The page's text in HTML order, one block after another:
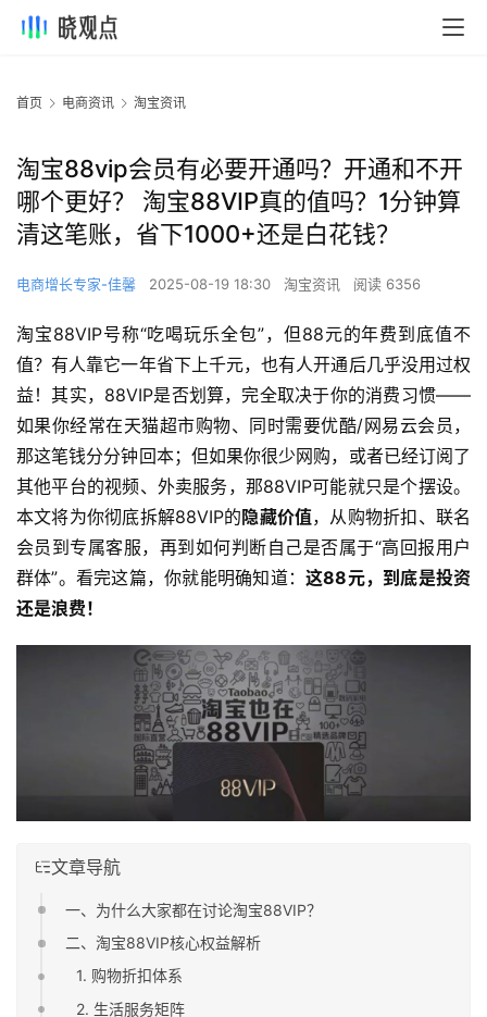
首页 电商资讯 淘宝资讯
淘宝88vip会员有必要开通吗？开通和不开
哪个更好？ 淘宝88VIP真的值吗？1分钟算
清这笔账，省下1000+还是白花钱？
电商增长专家-佳馨 2025-08-19 18:30 淘宝资讯 阅读 6356
淘宝88VIP号称“吃喝玩乐全包”，但88元的年费到底值不
值？有人靠它一年省下上千元，也有人开通后几乎没用过权
益！其实，88VIP是否划算，完全取决于你的消费习惯——
如果你经常在天猫超市购物、同时需要优酷/网易云会员，
那这笔钱分分钟回本；但如果你很少网购，或者已经订阅了
其他平台的视频、外卖服务，那88VIP可能就只是个摆设。
本文将为你彻底拆解88VIP的隐藏价值，从购物折扣、联名
会员到专属客服，再到如何判断自己是否属于“高回报用户
群体”。看完这篇，你就能明确知道：这88元，到底是投资
还是浪费！
文章导航
一、为什么大家都在讨论淘宝88VIP？
二、淘宝88VIP核心权益解析
1. 购物折扣体系
2. 生活服务矩阵